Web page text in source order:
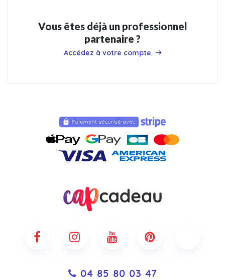
Vous êtes déjà un professionnel
partenaire ?
Accédez à votre compte
04 85 80 03 47